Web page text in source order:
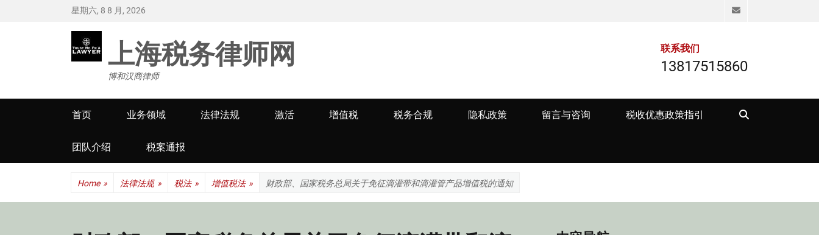
星期六, 8 8 月, 2026 Email
上海税务律师网
博和汉商律师
联系我们
13817515860
Primary
menu
首页 业务领域 法律法规 激活 增值税 税务合规 隐私政策 留言与咨询 税收优惠政策指引
团队介绍 税案通报
Home » 法律法规 » 税法 » 增值税法 » 财政部、国家税务总局关于免征滴灌带和滴灌管产品增值税的通知